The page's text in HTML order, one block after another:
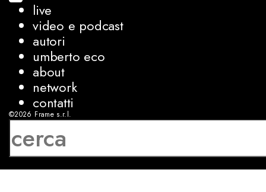
live
video e podcast
autori
umberto eco
about
network
contatti
©2026 Frame s.r.l.
P.IVA 08927250962
sviluppo:Luca Bunino